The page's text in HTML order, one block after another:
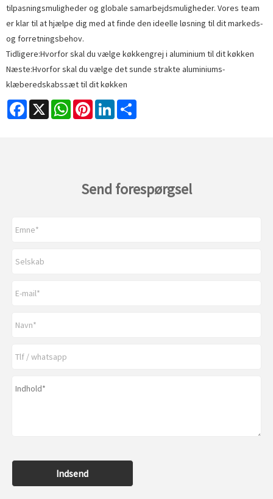
tilpasningsmuligheder og globale samarbejdsmuligheder. Vores team
er klar til at hjælpe dig med at finde den ideelle løsning til dit markeds-
og forretningsbehov.
Tidligere:Hvorfor skal du vælge køkkengrej i aluminium til dit køkken
Næste:Hvorfor skal du vælge det sunde strakte aluminiums-
klæberedskabssæt til dit køkken
Facebook
X WhatsAppPinterestLinkedIn
Send forespørgsel
Indsend